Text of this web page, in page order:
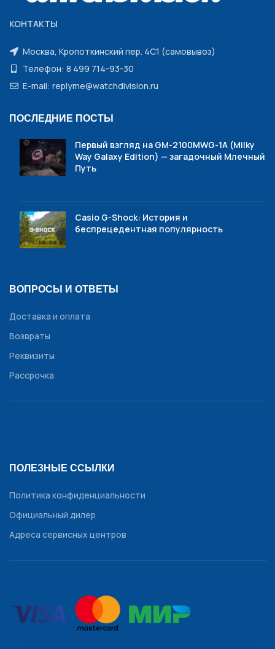
КОНТАКТЫ
Москва, Кропоткинский пер. 4С1 (самовывоз)
Телефон: 8 499 714-93-30
E-mail: replyme@watchdivision.ru
ПОСЛЕДНИЕ ПОСТЫ
Первый взгляд на GM-2100MWG-1A (Milky
Way Galaxy Edition) — загадочный Млечный
Путь
Casio G-Shock: История и
беспрецедентная популярность
ВОПРОСЫ И ОТВЕТЫ
Доставка и оплата
Возвраты
Реквизиты
Рассрочка
ПОЛЕЗНЫЕ ССЫЛКИ
Политика конфиденциальности
Официальный дилер
Адреса сервисных центров